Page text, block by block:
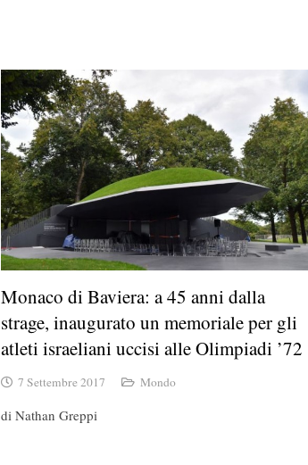
Monaco di Baviera: a 45 anni dalla
strage, inaugurato un memoriale per gli
atleti israeliani uccisi alle Olimpiadi ’72
7 Settembre 2017 Mondo
di Nathan Greppi